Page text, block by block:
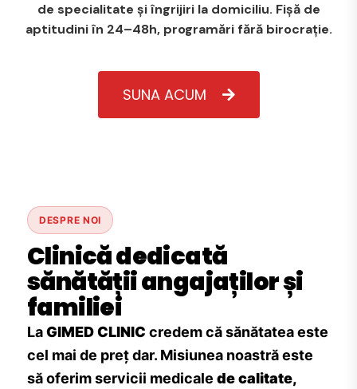
de specialitate și îngrijiri la domiciliu. Fișă de
aptitudini în 24–48h, programări fără birocrație.
SUNA ACUM
DESPRE NOI
Clinică dedicată
sănătății angajaților și
familiei
LaGIMED CLINIC credem că sănătatea este
cel mai de preț dar. Misiunea noastră este
să oferim servicii medicale de calitate,